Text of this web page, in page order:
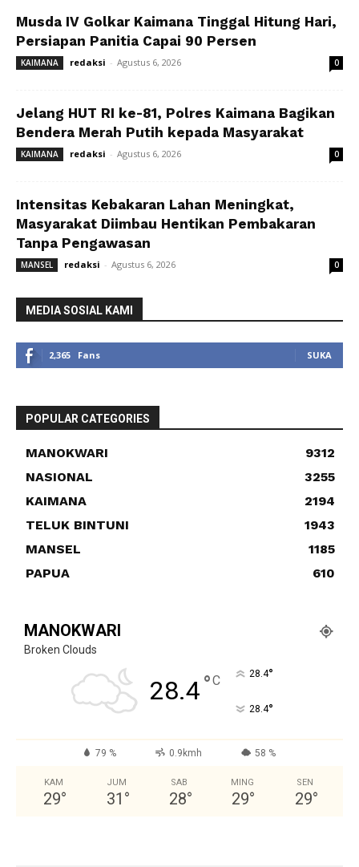
Musda IV Golkar Kaimana Tinggal Hitung Hari,
Persiapan Panitia Capai 90 Persen
KAIMANA redaksi - Agustus 6, 2026 0
Jelang HUT RI ke-81, Polres Kaimana Bagikan
Bendera Merah Putih kepada Masyarakat
KAIMANA redaksi - Agustus 6, 2026 0
Intensitas Kebakaran Lahan Meningkat,
Masyarakat Diimbau Hentikan Pembakaran
Tanpa Pengawasan
MANSEL redaksi - Agustus 6, 2026 0
MEDIA SOSIAL KAMI
2,365 Fans SUKA
POPULAR CATEGORIES
MANOKWARI
9312
NASIONAL
3255
KAIMANA
2194
TELUK BINTUNI
1943
MANSEL
1185
PAPUA
610
MANOKWARI
Broken Clouds
28.4°C 28.4°
28.4°
79 % 0.9kmh 58 %
KAM
29°
JUM
31 °
SAB
28°
MING
29°
SEN
29°